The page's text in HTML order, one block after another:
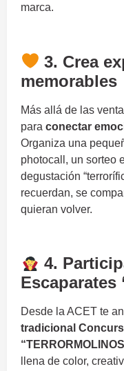
marca.
3. Crea
memorables
Más allá de las
para conectar
Organiza una
photocall, un sorteo
degustación
recuerdan, se
quieran volver.
4.
Escaparates
Desde la ACET te
tradicional
llena de color,